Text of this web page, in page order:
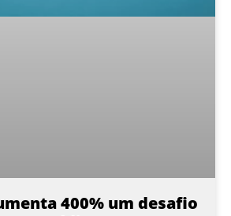
400% um desafio